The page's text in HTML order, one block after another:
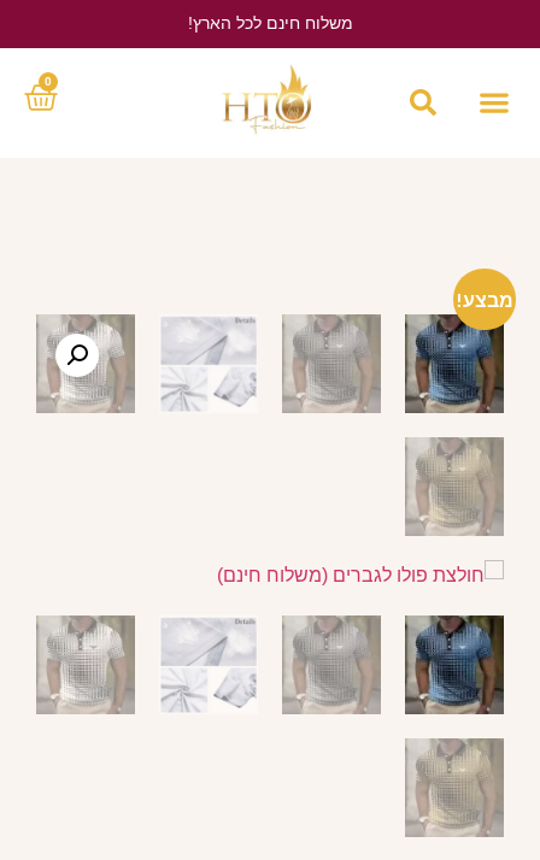
משלוח חינם לכל הארץ!
0
מבצע!